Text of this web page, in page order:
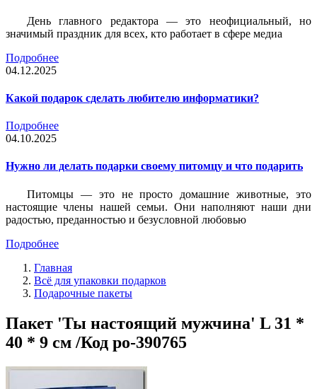
День главного редактора — это неофициальный, но
значимый праздник для всех, кто работает в сфере медиа
Подробнее
04.12.2025
Какой подарок сделать любителю информатики?
Подробнее
04.10.2025
Нужно ли делать подарки своему питомцу и что подарить
Питомцы — это не просто домашние животные, это
настоящие члены нашей семьи. Они наполняют наши дни
радостью, преданностью и безусловной любовью
Подробнее
Главная
Всё для упаковки подарков
Подарочные пакеты
Пакет 'Ты настоящий мужчина' L 31 *
40 * 9 см /Код po-390765